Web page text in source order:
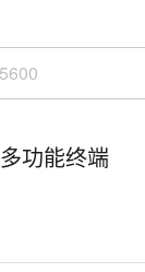
多功能终端